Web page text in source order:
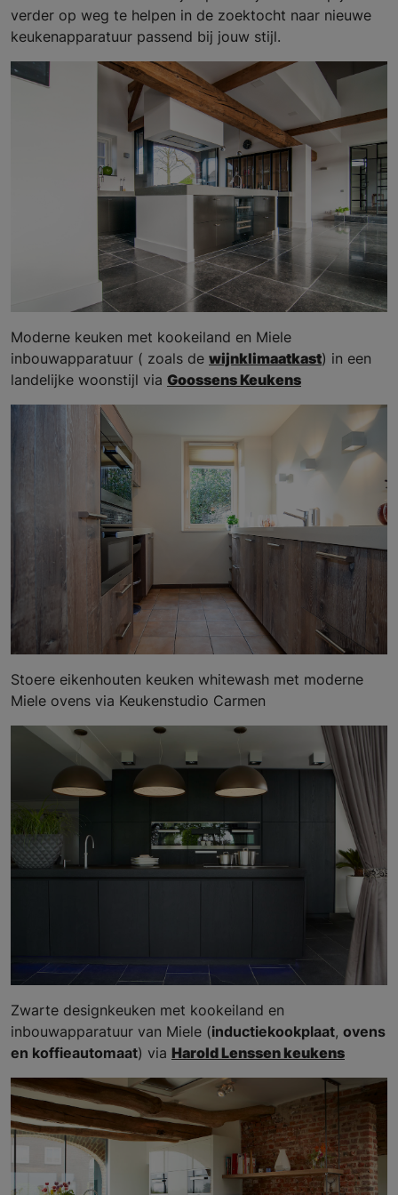
verder op weg te helpen in de zoektocht naar nieuwe
keukenapparatuur passend bij jouw stijl.
Moderne keuken met kookeiland en Miele
inbouwapparatuur ( zoals de wijnklimaatkast) in een
landelijke woonstijl via Goossens Keukens
Stoere eikenhouten keuken whitewash met moderne
Miele ovens via Keukenstudio Carmen
Zwarte designkeuken met kookeiland en
inbouwapparatuur van Miele (inductiekookplaat, ovens
en koffieautomaat) via Harold Lenssen keukens